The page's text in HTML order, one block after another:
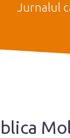
Jurnalul